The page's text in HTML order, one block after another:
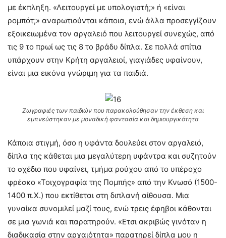
με έκπληξη. «Λειτουργεί με υπολογιστή;» ή «είναι
ρομπότ;» αναρωτιούνται κάποια, ενώ άλλα προσεγγίζουν
εξοικειωμένα τον αργαλειό που λειτουργεί συνεχώς, από
τις 9 το πρωί ως τις 8 το βράδυ δίπλα. Σε πολλά σπίτια
υπάρχουν στην Κρήτη αργαλειοί, γιαγιάδες υφαίνουν,
είναι μια εικόνα γνώριμη για τα παιδιά.
Ζωγραφιές των παιδιών που παρακολούθησαν την έκθεση και
εμπνεύστηκαν με μοναδική φαντασία και δημιουργικότητα
Κάποια στιγμή, όσο η υφάντα δουλεύει στον αργαλειό,
δίπλα της κάθεται μια μεγαλύτερη υφάντρα και συζητούν
το σχέδιο που υφαίνει, τμήμα ρούχου από το υπέροχο
φρέσκο «Τοιχογραφία της Πομπής» από την Κνωσό (1500-
1400 π.Χ.) που εκτίθεται στη διπλανή αίθουσα. Μια
γυναίκα συνομιλεί μαζί τους, ενώ τρεις έφηβοι κάθονται
σε μια γωνιά και παρατηρούν. «Ετσι ακριβώς γινόταν η
διαδικασία στην αρχαιότητα» παρατηρεί δίπλα μου η